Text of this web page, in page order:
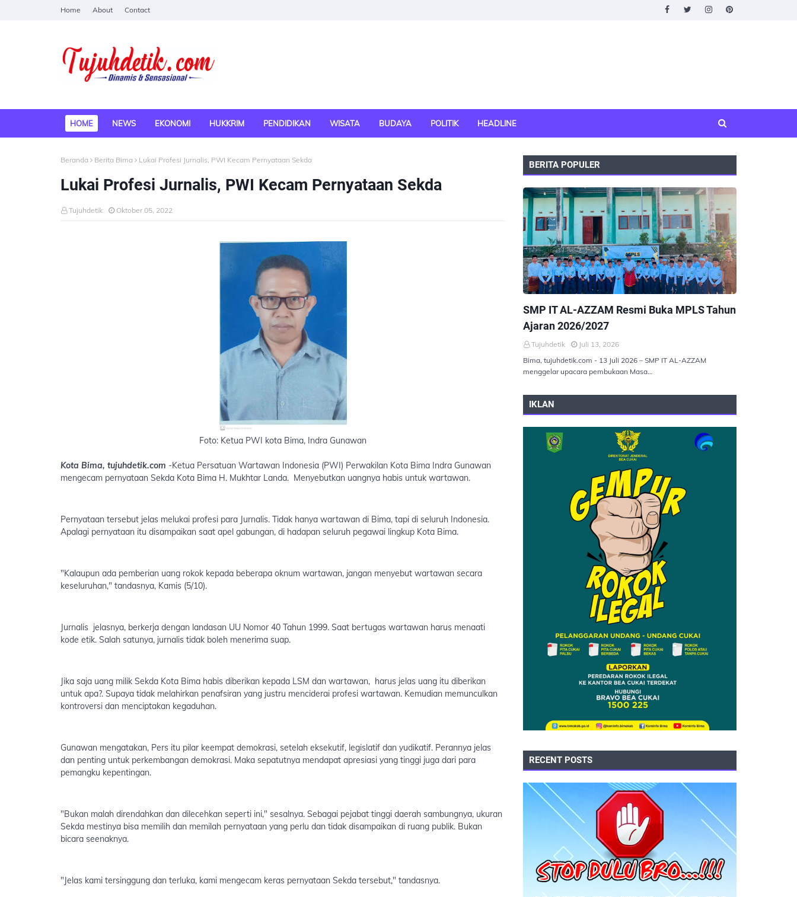
Home About Contact
HOME NEWS EKONOMI HUKKRIM PENDIDIKAN WISATA BUDAYA POLITIK HEADLINE
Beranda Berita Bima Lukai Profesi Jurnalis, PWI Kecam Pernyataan Sekda
Lukai Profesi Jurnalis, PWI Kecam Pernyataan Sekda
Tujuhdetik Oktober 05, 2022
Foto: Ketua PWI kota Bima, Indra Gunawan
Kota Bima, tujuhdetik.com -Ketua Persatuan Wartawan Indonesia (PWI) Perwakilan Kota Bima Indra Gunawan
mengecam pernyataan Sekda Kota Bima H. Mukhtar Landa. Menyebutkan uangnya habis untuk wartawan.
Pernyataan tersebut jelas melukai profesi para Jurnalis. Tidak hanya wartawan di Bima, tapi di seluruh Indonesia.
Apalagi pernyataan itu disampaikan saat apel gabungan, di hadapan seluruh pegawai lingkup Kota Bima.
"Kalaupun ada pemberian uang rokok kepada beberapa oknum wartawan, jangan menyebut wartawan secara
keseluruhan," tandasnya, Kamis (5/10).
Jurnalis jelasnya, berkerja dengan landasan UU Nomor 40 Tahun 1999. Saat bertugas wartawan harus menaati
kode etik. Salah satunya, jurnalis tidak boleh menerima suap.
Jika saja uang milik Sekda Kota Bima habis diberikan kepada LSM dan wartawan, harus jelas uang itu diberikan
untuk apa?. Supaya tidak melahirkan penafsiran yang justru menciderai profesi wartawan. Kemudian memunculkan
kontroversi dan menciptakan kegaduhan.
Gunawan mengatakan, Pers itu pilar keempat demokrasi, setelah eksekutif, legislatif dan yudikatif. Perannya jelas
dan penting untuk perkembangan demokrasi. Maka sepatutnya mendapat apresiasi yang tinggi juga dari para
pemangku kepentingan.
"Bukan malah direndahkan dan dilecehkan seperti ini," sesalnya. Sebagai pejabat tinggi daerah sambungnya, ukuran
Sekda mestinya bisa memilih dan memilah pernyataan yang perlu dan tidak disampaikan di ruang publik. Bukan
bicara seenaknya.
"Jelas kami tersinggung dan terluka, kami mengecam keras pernyataan Sekda tersebut," tandasnya.
BERITA POPULER
SMP IT AL-AZZAM Resmi Buka MPLS Tahun
Ajaran 2026/2027
Tujuhdetik
Juli 13, 2026
Bima, tujuhdetik.com - 13 Juli 2026 – SMP IT AL-AZZAM
menggelar upacara pembukaan Masa…
IKLAN
RECENT POSTS